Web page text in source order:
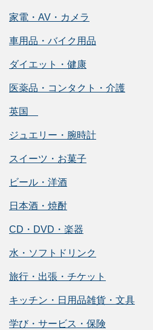
家電・AV・カメラ
車用品・バイク用品
ダイエット・健康
医薬品・コンタクト・介護
英国
ジュエリー・腕時計
スイーツ・お菓子
ビール・洋酒
日本酒・焼酎
CD・DVD・楽器
水・ソフトドリンク
旅行・出張・チケット
キッチン・日用品雑貨・文具
学び・サービス・保険